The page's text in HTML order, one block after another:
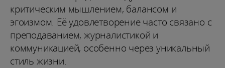
критическим мышлением, балансом и
эгоизмом. Её удовлетворение часто связано с
преподаванием, журналистикой и
коммуникацией, особенно через уникальный
стиль жизни.